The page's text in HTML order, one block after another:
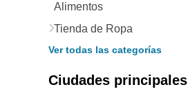
Alimentos
Tienda de Ropa
Ver todas las categorías
Ciudades principales